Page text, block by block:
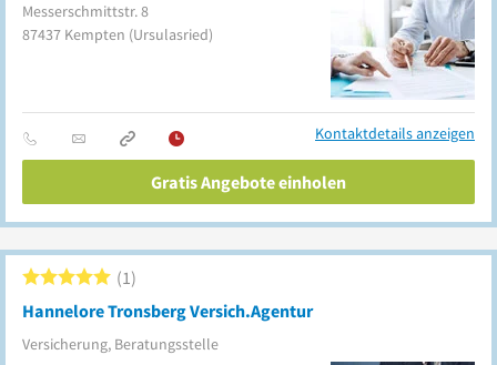
Messerschmittstr. 8
87437 Kempten (Ursulasried)
Kontaktdetails anzeigen
Gratis Angebote einholen
Hannelore Tronsberg Versich.Agentur
Versicherung, Beratungsstelle
1